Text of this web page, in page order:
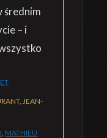
średnim
– i
JEAN-
, MATHIEU